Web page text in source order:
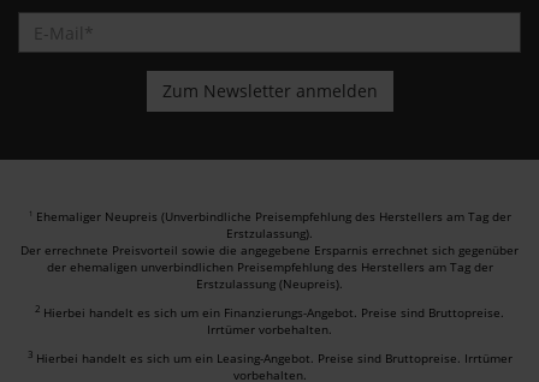
1 Ehemaliger Neupreis (Unverbindliche Preisempfehlung des Herstellers am Tag der
Erstzulassung).
Der errechnete Preisvorteil sowie die angegebene Ersparnis errechnet sich gegenüber
der ehemaligen unverbindlichen Preisempfehlung des Herstellers am Tag der
Erstzulassung (Neupreis).
2 Hierbei handelt es sich um ein Finanzierungs-Angebot. Preise sind Bruttopreise.
Irrtümer vorbehalten.
3 Hierbei handelt es sich um ein Leasing-Angebot. Preise sind Bruttopreise. Irrtümer
vorbehalten.